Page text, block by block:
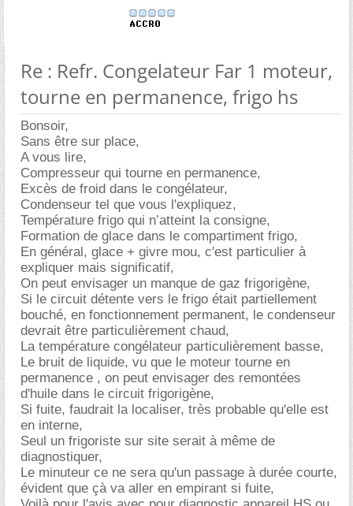
Re : Refr. Congelateur Far 1 moteur,
tourne en permanence, frigo hs
Bonsoir,
Sans être sur place,
A vous lire,
Compresseur qui tourne en permanence,
Excès de froid dans le congélateur,
Condenseur tel que vous l'expliquez,
Température frigo qui n’atteint la consigne,
Formation de glace dans le compartiment frigo,
En général, glace + givre mou, c'est particulier à
expliquer mais significatif,
On peut envisager un manque de gaz frigorigène,
Si le circuit détente vers le frigo était partiellement
bouché, en fonctionnement permanent, le condenseur
devrait être particulièrement chaud,
La température congélateur particulièrement basse,
Le bruit de liquide, vu que le moteur tourne en
permanence , on peut envisager des remontées
d'huile dans le circuit frigorigène,
Si fuite, faudrait la localiser, très probable qu'elle est
en interne,
Seul un frigoriste sur site serait à même de
diagnostiquer,
Le minuteur ce ne sera qu'un passage à durée courte,
évident que çà va aller en empirant si fuite,